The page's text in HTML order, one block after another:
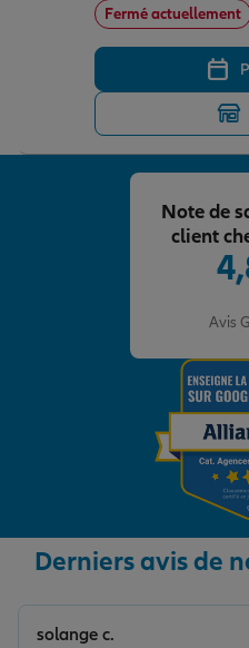
Fermé actuellement
Avis
Note de
client
Derniers avis de
solange c.